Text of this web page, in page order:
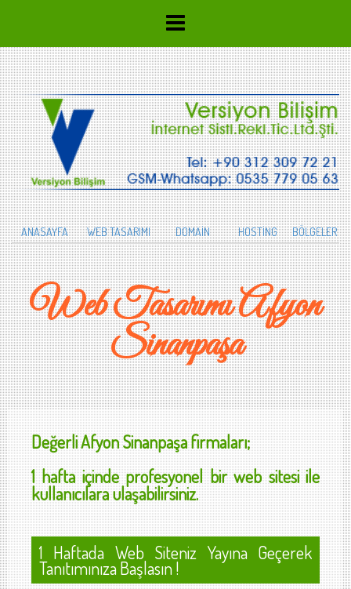
ANASAYFA WEB TASARIMI DOMAİN HOSTİNG BÖLGELER
Web Tasarımı Afyon
Sinanpaşa
DeğerliAfyon Sinanpaşafirmaları;
1 hafta içinde profesyonel bir web sitesi ile
kullanıcılara ulaşabilirsiniz.
1 Haftada Web Siteniz Yayına Geçerek
Tanıtımınıza Başlasın !